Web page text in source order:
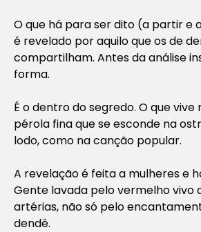
O que há para ser dito (a partir e
é revelado por aquilo que os de
compartilham. Antes da análise
forma.
É o dentro do segredo. O que
pérola fina que se esconde na
lodo, como na canção popular.
A revelação é feita a mulheres e
Gente lavada pelo vermelho vivo
artérias, não só pelo
dendê.